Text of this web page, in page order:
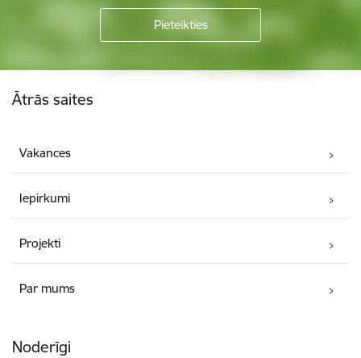
Ātrās saites
Vakances
Iepirkumi
Projekti
Par mums
Noderīgi